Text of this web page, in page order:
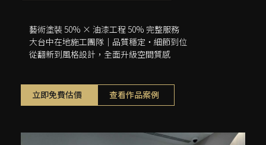
藝術塗裝 50% × 油漆工程 50% 完整服務
大台中在地施工團隊｜品質穩定・細節到位
從翻新到風格設計，全面升級空間質感
立即免費估價 查看作品案例